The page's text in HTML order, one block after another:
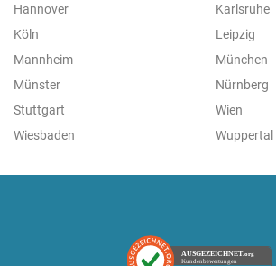
Hannover
Karlsruhe
Köln
Leipzig
Mannheim
München
Münster
Nürnberg
Stuttgart
Wien
Wiesbaden
Wuppertal
AUSGEZEICHNET.org
Kundenbewertungen